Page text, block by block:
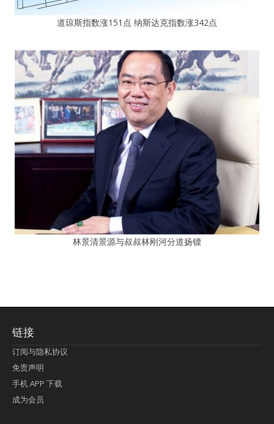
道琼斯指数涨151点 纳斯达克指数涨342点
林景清景源与叔叔林刚河分道扬镖
链接
订阅与隐私协议
免责声明
手机 APP 下载
成为会员